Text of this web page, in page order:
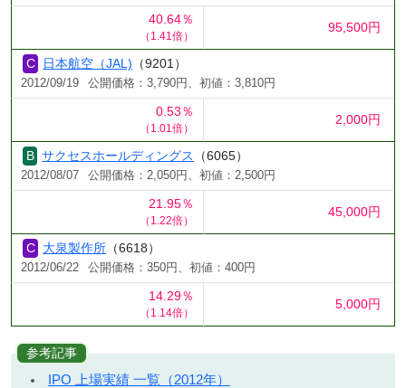
40.64％
（1.41倍）
95,500円
日本航空（JAL) （9201）
2012/09/19 公開価格：3,790円、初値：3,810円
0.53％
（1.01倍）
2,000円
サクセスホールディングス （6065）
2012/08/07 公開価格：2,050円、初値：2,500円
21.95％
（1.22倍）
45,000円
大泉製作所 （6618）
2012/06/22 公開価格：350円、初値：400円
14.29％
（1.14倍）
5,000円
参考記事
IPO 上場実績 一覧（2012年）